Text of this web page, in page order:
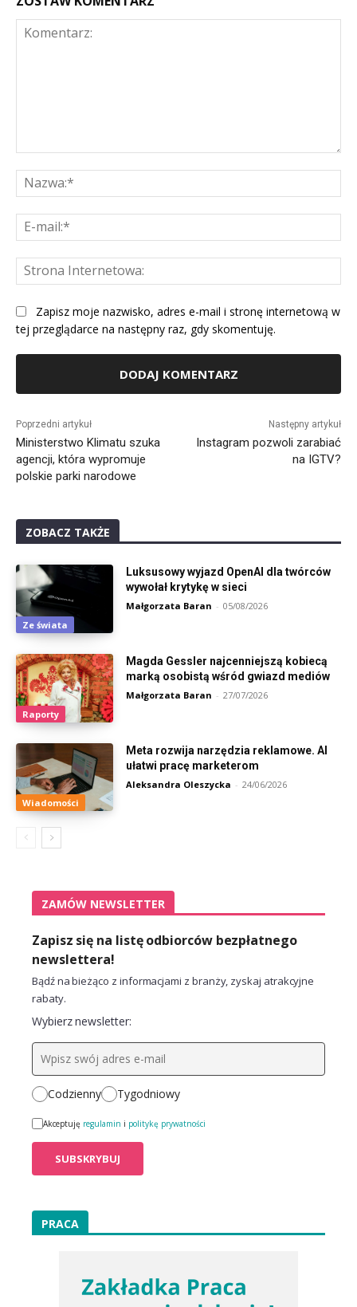
Zapisz moje nazwisko, adres e-mail i stronę internetową w
tej przeglądarce na następny raz, gdy skomentuję.
Poprzedni artykuł
Ministerstwo Klimatu szuka
agencji, która wypromuje
polskie parki narodowe
Następny artykuł
Instagram pozwoli zarabiać
na IGTV?
ZOBACZ TAKŻE
Ze świata
Luksusowy wyjazd OpenAI dla twórców
wywołał krytykę w sieci
Małgorzata Baran - 05/08/2026
Raporty
Magda Gessler najcenniejszą kobiecą
marką osobistą wśród gwiazd mediów
Małgorzata Baran - 27/07/2026
Wiadomości
Meta rozwija narzędzia reklamowe. AI
ułatwi pracę marketerom
Aleksandra Oleszycka - 24/06/2026
ZAMÓW NEWSLETTER
Zapisz się na listę odbiorców bezpłatnego
newslettera!
Bądź na bieżąco z informacjami z branży, zyskaj atrakcyjne
rabaty.
Wybierz newsletter:
Codzienny Tygodniowy
Akceptuję regulamin i politykę prywatności
PRACA